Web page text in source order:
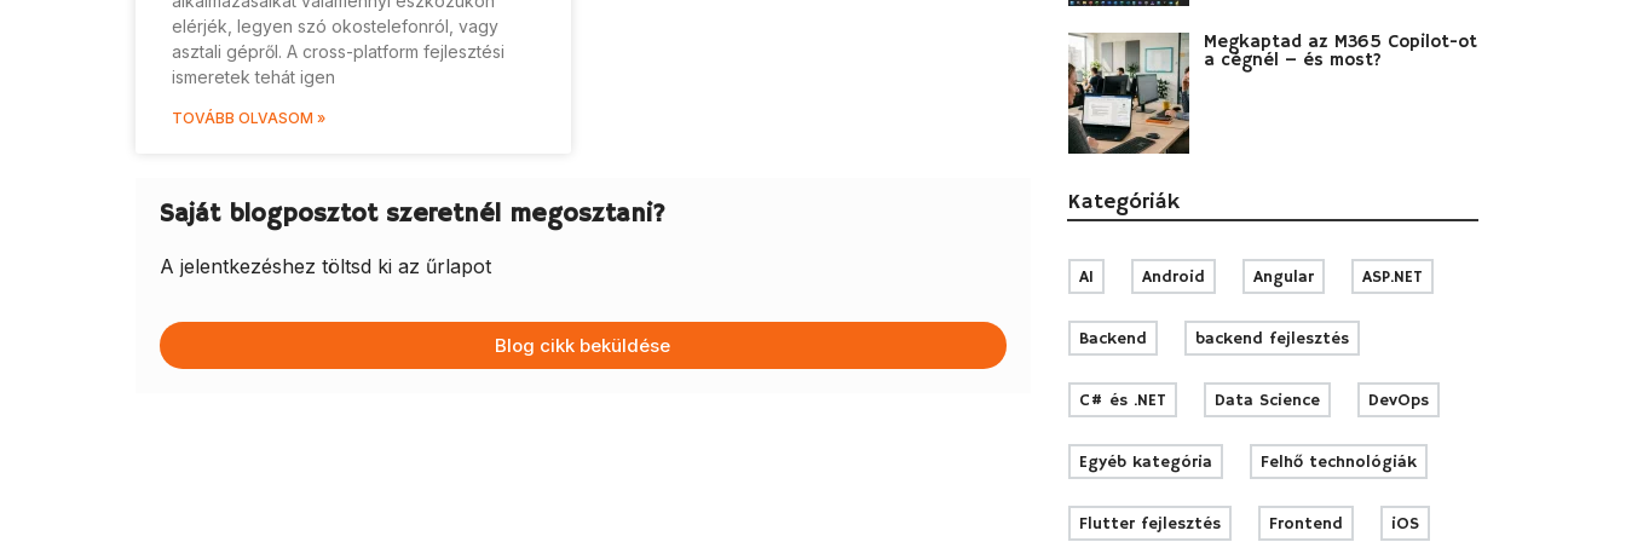
elérjék, legyen szó okostelefonról, vagy
asztali gépről. A cross-platform fejlesztési
ismeretek tehát igen
TOVÁBB OLVASOM »
Saját blogposztot szeretnél megosztani?
A jelentkezéshez töltsd ki az űrlapot
Blog cikk beküldése
Megkaptad az M365 Copilot-ot
a cégnél – és most?
Kategóriák
AI Android Angular ASP.NET
Backend backend fejlesztés
C# és .NET Data Science DevOps
Egyéb kategória Felhő technológiák
Flutter fejlesztés Frontend iOS